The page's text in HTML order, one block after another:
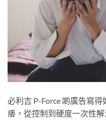
必利吉 P-Force 啲廣告寫
痿，從控制到硬度一次性